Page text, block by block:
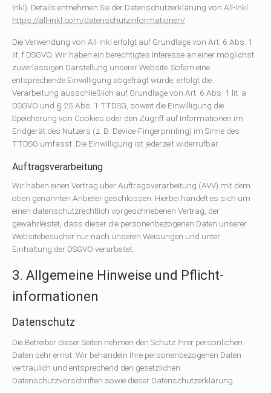
Inkl). Details entnehmen Sie der Datenschutzerklärung von All-Inkl:
https://all-inkl.com/datenschutzinformationen/
Die Verwendung von All-Inkl erfolgt auf Grundlage von Art. 6 Abs. 1
lit. f DSGVO. Wir haben ein berechtigtes Interesse an einer möglichst
zuverlässigen Darstellung unserer Website. Sofern eine
entsprechende Einwilligung abgefragt wurde, erfolgt die
Verarbeitung ausschließlich auf Grundlage von Art. 6 Abs. 1 lit. a
DSGVO und § 25 Abs. 1 TTDSG, soweit die Einwilligung die
Speicherung von Cookies oder den Zugriff auf Informationen im
Endgerät des Nutzers (z. B. Device-Fingerprinting) im Sinne des
TTDSG umfasst. Die Einwilligung ist jederzeit widerrufbar.
Auftragsverarbeitung
Wir haben einen Vertrag über Auftragsverarbeitung (AVV) mit dem
oben genannten Anbieter geschlossen. Hierbei handelt es sich um
einen datenschutzrechtlich vorgeschriebenen Vertrag, der
gewährleistet, dass dieser die personenbezogenen Daten unserer
Websitebesucher nur nach unseren Weisungen und unter
Einhaltung der DSGVO verarbeitet.
3. Allgemeine Hinweise und Pflicht­
informationen
Datenschutz
Die Betreiber dieser Seiten nehmen den Schutz Ihrer persönlichen
Daten sehr ernst. Wir behandeln Ihre personenbezogenen Daten
vertraulich und entsprechend den gesetzlichen
Datenschutzvorschriften sowie dieser Datenschutzerklärung.